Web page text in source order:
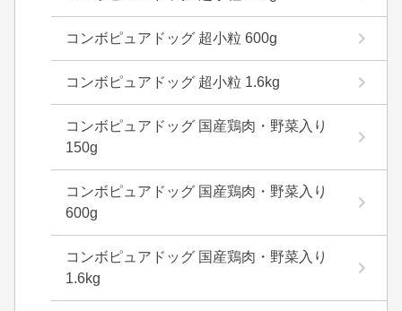
コンボピュアドッグ 超小粒 600g
コンボピュアドッグ 超小粒 1.6kg
コンボピュアドッグ 国産鶏肉・野菜入り
150g
コンボピュアドッグ 国産鶏肉・野菜入り
600g
コンボピュアドッグ 国産鶏肉・野菜入り
1.6kg